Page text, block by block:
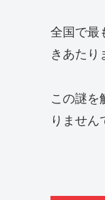
全国で最
きあたり
この謎を
りません